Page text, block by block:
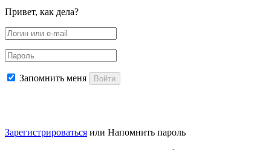
Привет, как дела?
Запомнить меня Войти
Зарегистрироваться или Напомнить пароль